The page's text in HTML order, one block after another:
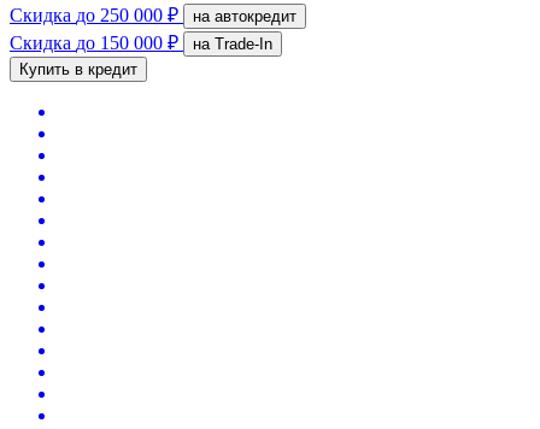
Скидка до 250 000 ₽ на автокредит
Скидка до 150 000 ₽
на Trade-In
Купить в кредит